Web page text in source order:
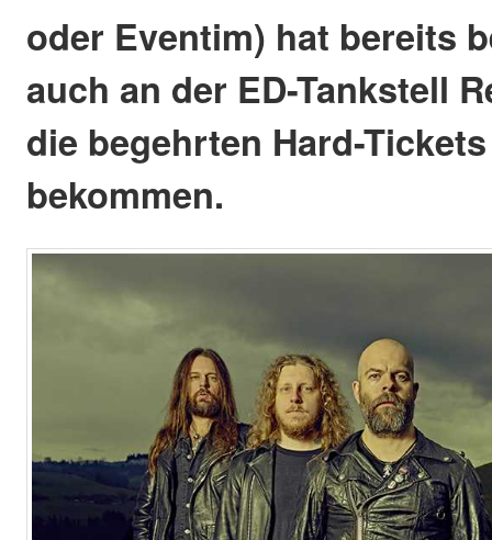
oder Eventim) hat bereits
auch an der ED-Tankstell
die begehrten Hard-
bekommen.